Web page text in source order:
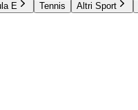
E Tennis Altri Sport